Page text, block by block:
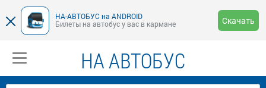
НА-АВТОБУС на ANDROID
Билеты на автобус у вас в кармане
Скачать
НА АВТОБУС